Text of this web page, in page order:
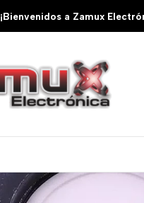
¡Bienvenidos a Zamux